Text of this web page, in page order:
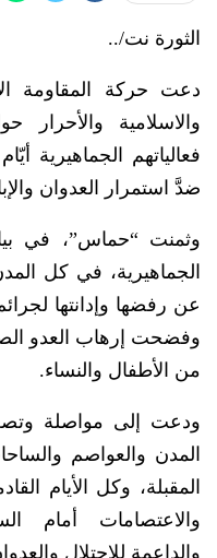
الثورة نت/..
دعت حركة المقاومة
والاسلامية والأحرار
فعالياتهم الجماهيرية
ضدَّ استمرار العدوان
وثمنت “حماس”، في
الجماهيرية، في كل
عن رفضها وإدانتها
وفضحت إرهاب العدو
من الأطفال والنساء.
ودعت إلى مواصلة
المدن والعواصم
المقبلة، وكل الأيام
والاعتصامات أمام
والداعمة للاحتلال